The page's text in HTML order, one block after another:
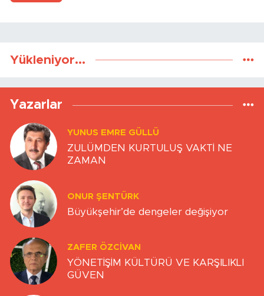
Yükleniyor...
Yazarlar
YUNUS EMRE GÜLLÜ
ZULÜMDEN KURTULUŞ VAKTİ NE
ZAMAN
ONUR ŞENTÜRK
Büyükşehir’de dengeler değişiyor
ZAFER ÖZCIVAN
YÖNETİŞİM KÜLTÜRÜ VE KARŞILIKLI
GÜVEN